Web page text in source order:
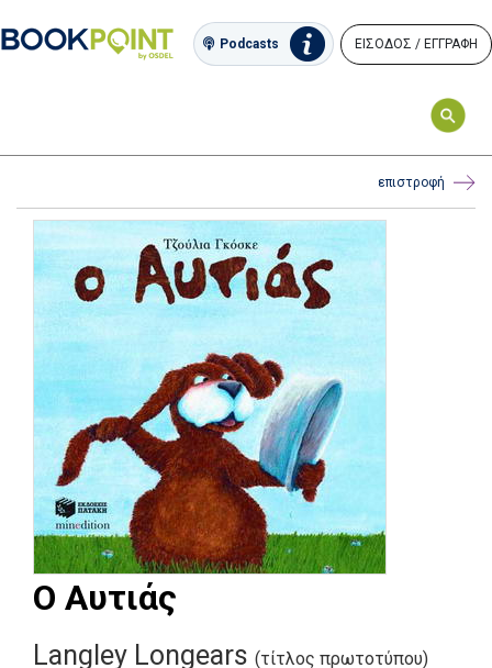
Podcasts ΕΙΣΟΔΟΣ / ΕΓΓΡΑΦΗ
επιστροφή
Ο Αυτιάς
Langley Longears (τίτλος πρωτοτύπου)